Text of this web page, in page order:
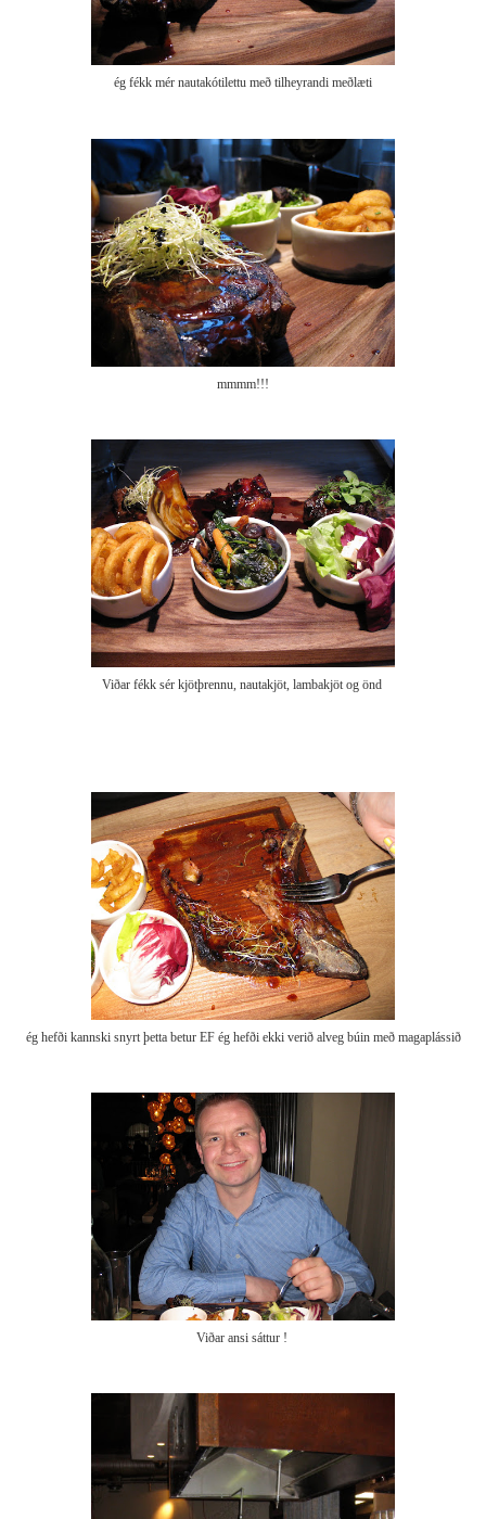
ég fékk mér nautakótilettu með tilheyrandi meðlæti
mmmm!!!
Viðar fékk sér kjötþrennu, nautakjöt, lambakjöt og önd
ég hefði kannski snyrt þetta betur EF ég hefði ekki verið alveg búin með magaplássið
Viðar ansi sáttur !